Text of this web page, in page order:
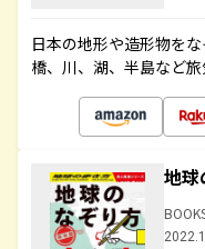
日本の地形や造形物を
橋、川、湖、半島など
地